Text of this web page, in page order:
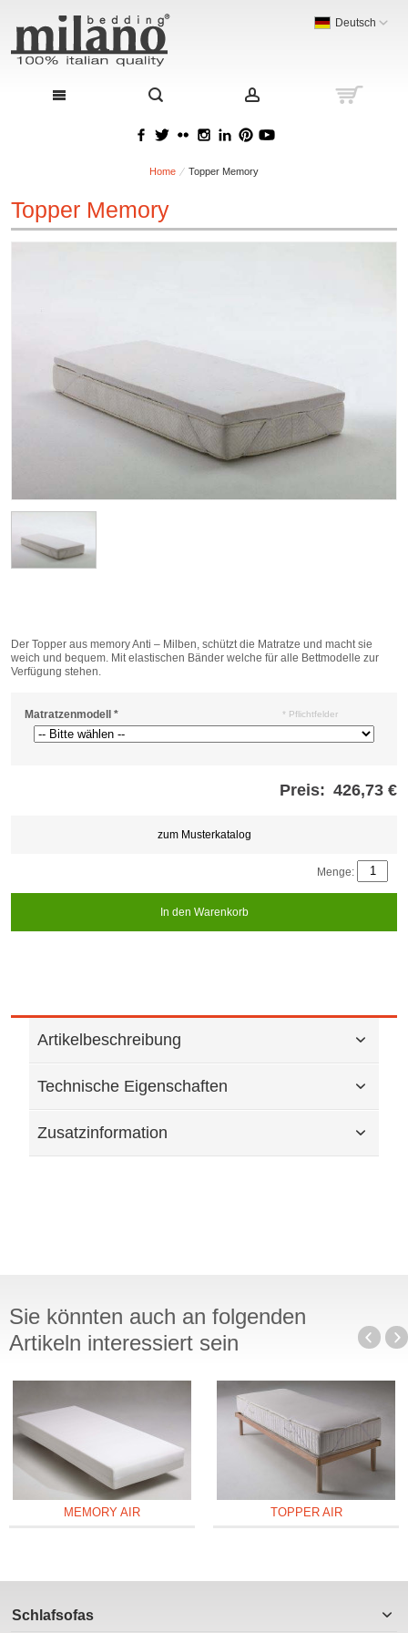
Deutsch
Home Topper Memory
Topper Memory
Der Topper aus memory Anti – Milben, schützt die Matratze und macht sie
weich und bequem. Mit elastischen Bänder welche für alle Bettmodelle zur
Verfügung stehen.
Matratzenmodell * * Pflichtfelder
Preis: 426,73 €
zum Musterkatalog
Menge:
In den Warenkorb
Artikelbeschreibung
Technische Eigenschaften
Zusatzinformation
Sie könnten auch an folgenden
Artikeln interessiert sein
MEMORY AIR TOPPER AIR
Schlafsofas